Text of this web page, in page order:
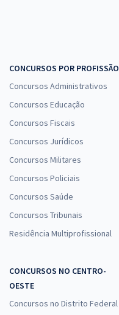
CONCURSOS POR PROFISSÃO
Concursos Administrativos
Concursos Educação
Concursos Fiscais
Concursos Jurídicos
Concursos Militares
Concursos Policiais
Concursos Saúde
Concursos Tribunais
Residência Multiprofissional
CONCURSOS NO CENTRO-
OESTE
Concursos no Distrito Federal